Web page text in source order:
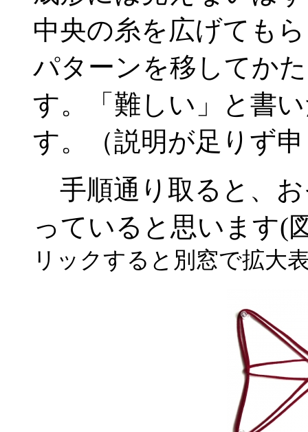
中央の糸を広げても
パターンを移してか
す。「難しい」と書
す。（説明が足りず
手順通り取ると、
っていると思います(
リックすると別窓で拡大